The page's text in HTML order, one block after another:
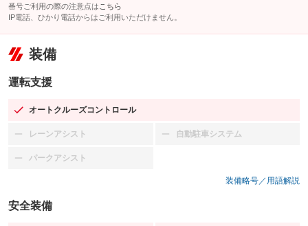
番号ご利用の際の注意点は こちら
IP電話、ひかり電話からはご利用いただけません。
装備
運転支援
オートクルーズコントロール
：装備あり
レーンアシスト
：装備なし 自動駐車システム
：装備なし
パークアシスト
：装備なし
装備略号／用語解説
安全装備